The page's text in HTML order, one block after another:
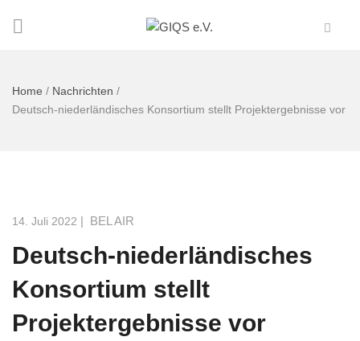
Home / Nachrichten /
Deutsch-niederländisches Konsortium stellt Projektergebnisse vor
14. Juli 2022 | BEL AIR
Deutsch-niederländisches
Konsortium stellt
Projektergebnisse vor